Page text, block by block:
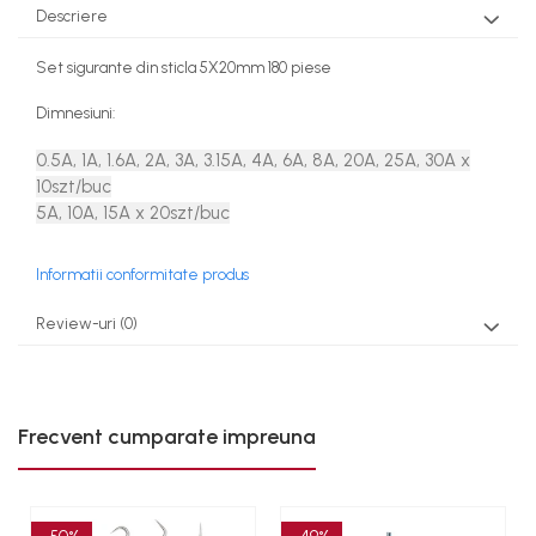
Rindele
Scule fixare distributie
Alfa romeo
Audi
Bmw
Chevrolet
Citroen
Jeep
Mazda
Descriere
Set sigurante din sticla 5X20mm 180 piese
Dimnesiuni:
0.5A, 1A, 1.6A, 2A, 3A, 3.15A, 4A, 6A, 8A, 20A, 25A, 30A x
10szt/buc
5A, 10A, 15A x 20szt/buc
Informatii conformitate produs
Review-uri (0)
Frecvent cumparate impreuna